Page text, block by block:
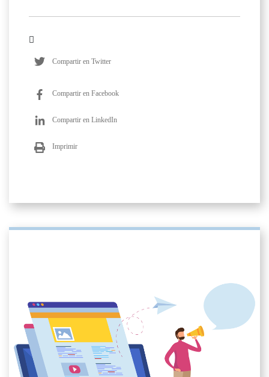
Compartir en Twitter
Compartir en Facebook
Compartir en LinkedIn
Imprimir